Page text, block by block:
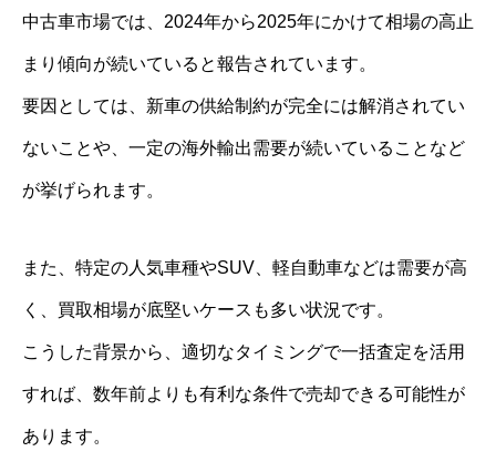
中古車市場では、2024年から2025年にかけて相場の高止
まり傾向が続いていると報告されています。
要因としては、新車の供給制約が完全には解消されてい
ないことや、一定の海外輸出需要が続いていることなど
が挙げられます。
また、特定の人気車種やSUV、軽自動車などは需要が高
く、買取相場が底堅いケースも多い状況です。
こうした背景から、適切なタイミングで一括査定を活用
すれば、数年前よりも有利な条件で売却できる可能性が
あります。